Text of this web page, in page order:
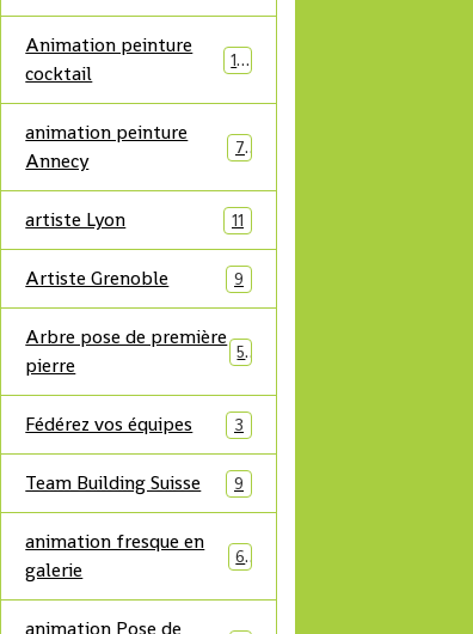
Animation peinture
cocktail
10
animation peinture
Annecy
7
artiste Lyon 11
Artiste Grenoble 9
Arbre pose de première
pierre
5
Fédérez vos équipes 3
Team Building Suisse 9
animation fresque en
galerie
6
animation Pose de